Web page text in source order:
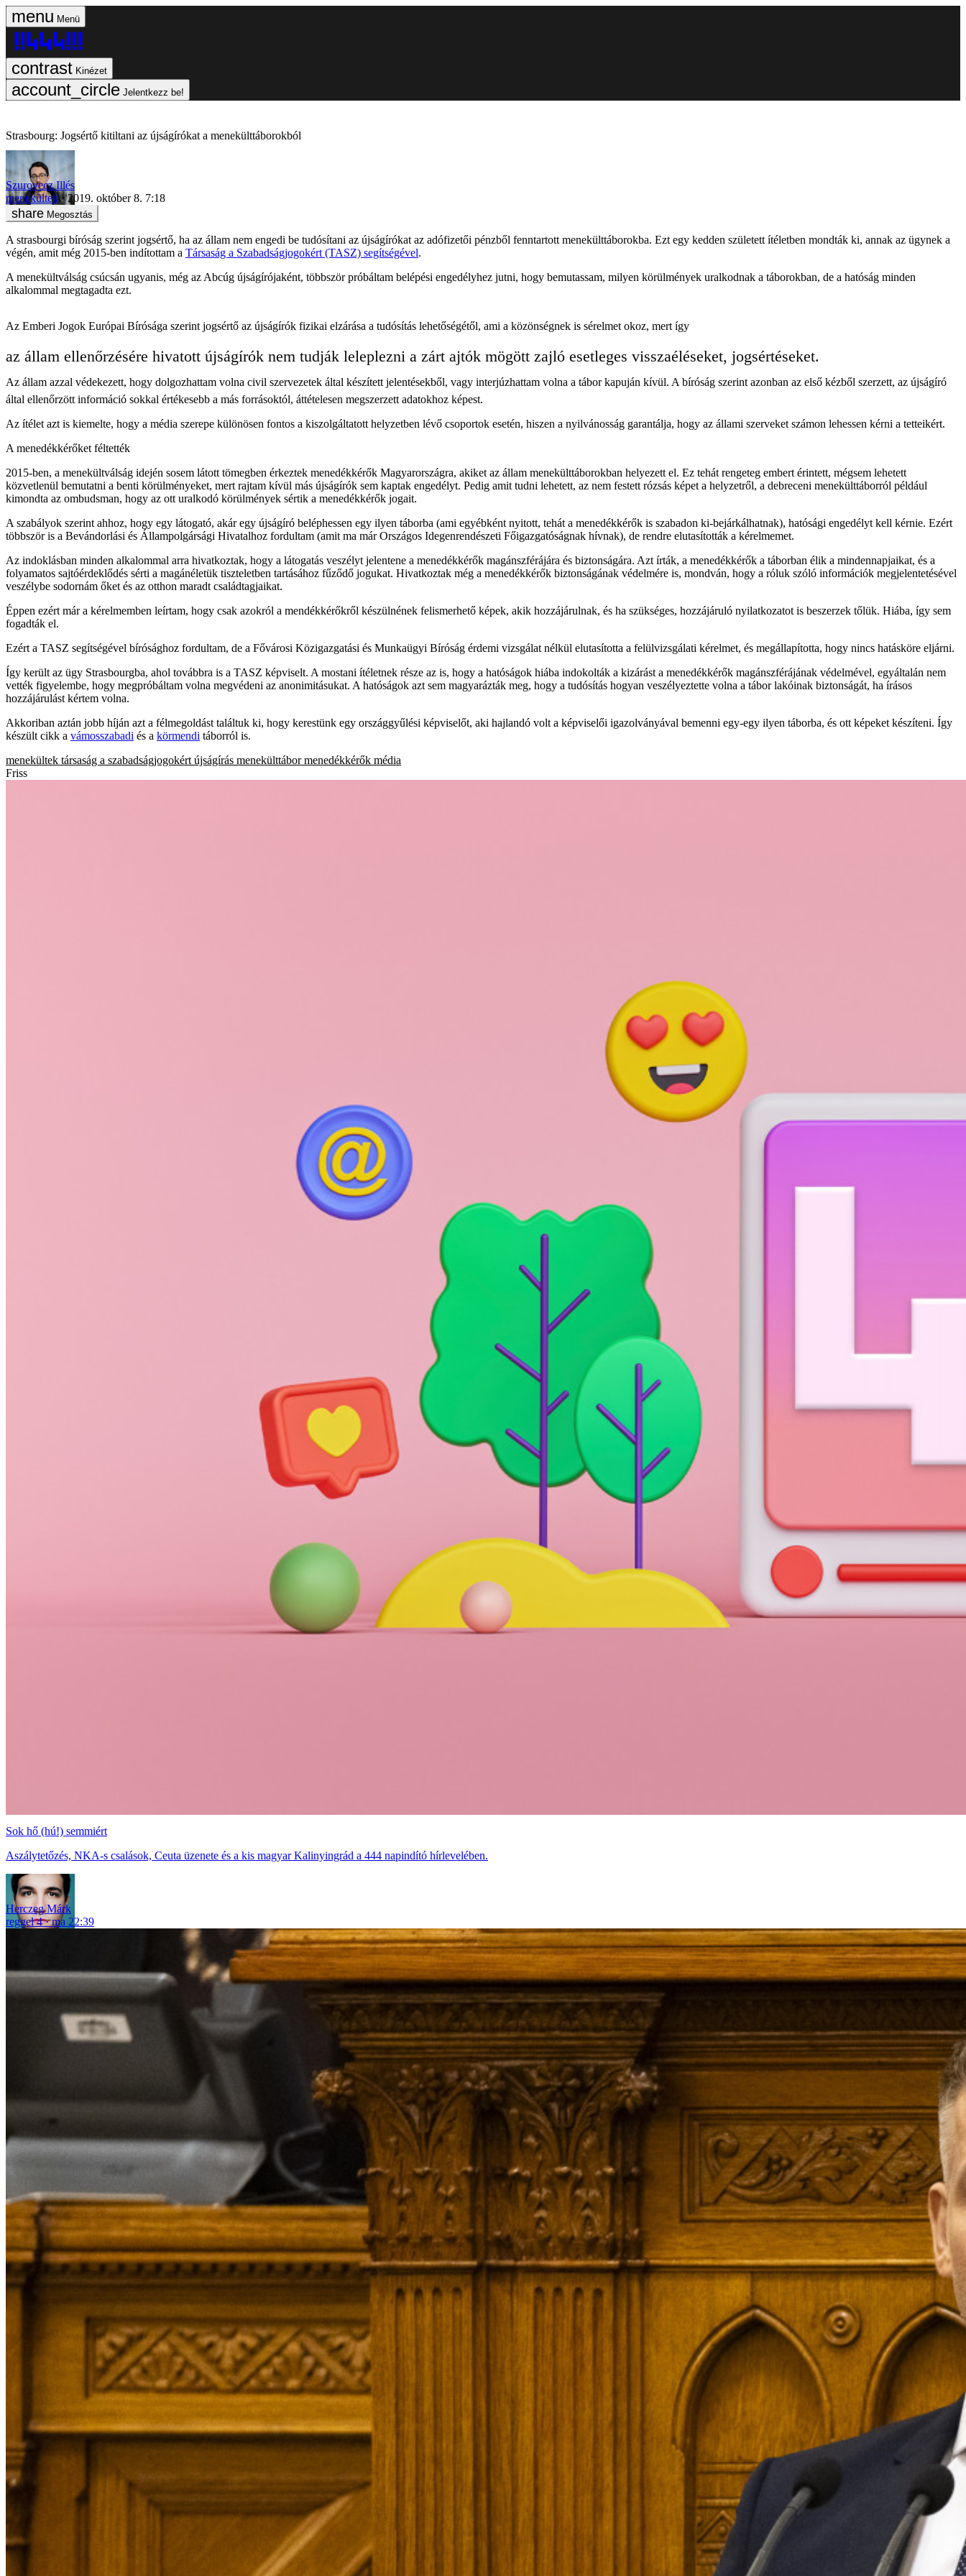
Menü
Kinézet
Jelentkezz be!
Strasbourg: Jogsértő kitiltani az újságírókat a menekülttáborokból
Szurovecz Illés
menekültek
2019. október 8. 7:18
Megosztás
A strasbourgi bíróság szerint jogsértő, ha az állam nem engedi be tudósítani az újságírókat az adófizetői pénzből fenntartott menekülttáborokba. Ezt egy kedden született ítéletben mondták ki, annak az ügynek a
végén, amit még 2015-ben indítottam a Társaság a Szabadságjogokért (TASZ) segítségével.
A menekültválság csúcsán ugyanis, még az Abcúg újságírójaként, többször próbáltam belépési engedélyhez jutni, hogy bemutassam, milyen körülmények uralkodnak a táborokban, de a hatóság minden
alkalommal megtagadta ezt.
Az Emberi Jogok Európai Bírósága szerint jogsértő az újságírók fizikai elzárása a tudósítás lehetőségétől, ami a közönségnek is sérelmet okoz, mert így
az állam ellenőrzésére hivatott újságírók nem tudják leleplezni a zárt ajtók mögött zajló esetleges visszaéléseket, jogsértéseket.
Az állam azzal védekezett, hogy dolgozhattam volna civil szervezetek által készített jelentésekből, vagy interjúzhattam volna a tábor kapuján kívül. A bíróság szerint azonban az első kézből szerzett, az újságíró
által ellenőrzött információ sokkal értékesebb a más forrásoktól, áttételesen megszerzett adatokhoz képest.
Az ítélet azt is kiemelte, hogy a média szerepe különösen fontos a kiszolgáltatott helyzetben lévő csoportok esetén, hiszen a nyilvánosság garantálja, hogy az állami szerveket számon lehessen kérni a tetteikért.
A menedékkérőket féltették
2015-ben, a menekültválság idején sosem látott tömegben érkeztek menedékkérők Magyarországra, akiket az állam menekülttáborokban helyezett el. Ez tehát rengeteg embert érintett, mégsem lehetett
közvetlenül bemutatni a benti körülményeket, mert rajtam kívül más újságírók sem kaptak engedélyt. Pedig amit tudni lehetett, az nem festett rózsás képet a helyzetről, a debreceni menekülttáborról például
kimondta az ombudsman, hogy az ott uralkodó körülmények sértik a menedékkérők jogait.
A szabályok szerint ahhoz, hogy egy látogató, akár egy újságíró beléphessen egy ilyen táborba (ami egyébként nyitott, tehát a menedékkérők is szabadon ki-bejárkálhatnak), hatósági engedélyt kell kérnie. Ezért
többször is a Bevándorlási és Állampolgársági Hivatalhoz fordultam (amit ma már Országos Idegenrendészeti Főigazgatóságnak hívnak), de rendre elutasították a kérelmemet.
Az indoklásban minden alkalommal arra hivatkoztak, hogy a látogatás veszélyt jelentene a menedékkérők magánszférájára és biztonságára. Azt írták, a menedékkérők a táborban élik a mindennapjaikat, és a
folyamatos sajtóérdeklődés sérti a magánéletük tiszteletben tartásához fűződő jogukat. Hivatkoztak még a menedékkérők biztonságának védelmére is, mondván, hogy a róluk szóló információk megjelentetésével
veszélybe sodornám őket és az otthon maradt családtagjaikat.
Éppen ezért már a kérelmemben leírtam, hogy csak azokról a mendékkérőkről készülnének felismerhető képek, akik hozzájárulnak, és ha szükséges, hozzájáruló nyilatkozatot is beszerzek tőlük. Hiába, így sem
fogadták el.
Ezért a TASZ segítségével bírósághoz fordultam, de a Fővárosi Közigazgatási és Munkaügyi Bíróság érdemi vizsgálat nélkül elutasította a felülvizsgálati kérelmet, és megállapította, hogy nincs hatásköre eljárni.
Így került az ügy Strasbourgba, ahol továbbra is a TASZ képviselt. A mostani ítéletnek része az is, hogy a hatóságok hiába indokolták a kizárást a menedékkérők magánszférájának védelmével, egyáltalán nem
vették figyelembe, hogy megpróbáltam volna megvédeni az anonimitásukat. A hatóságok azt sem magyarázták meg, hogy a tudósítás hogyan veszélyeztette volna a tábor lakóinak biztonságát, ha írásos
hozzájárulást kértem volna.
Akkoriban aztán jobb híján azt a félmegoldást találtuk ki, hogy kerestünk egy országgyűlési képviselőt, aki hajlandó volt a képviselői igazolványával bemenni egy-egy ilyen táborba, és ott képeket készíteni. Így
készült cikk a vámosszabadi és a körmendi táborról is.
menekültek társaság a szabadságjogokért újságírás menekülttábor menedékkérők média
Friss
Sok hő (hú!) semmiért
Aszálytetőzés, NKA-s csalások, Ceuta üzenete és a kis magyar Kalinyingrád a 444 napindító hírlevelében.
Herczeg Márk
reggel 4
ma 22:39